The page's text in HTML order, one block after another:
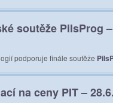
soutěže PilsProg
podporuje finále soutěže
na ceny PIT –